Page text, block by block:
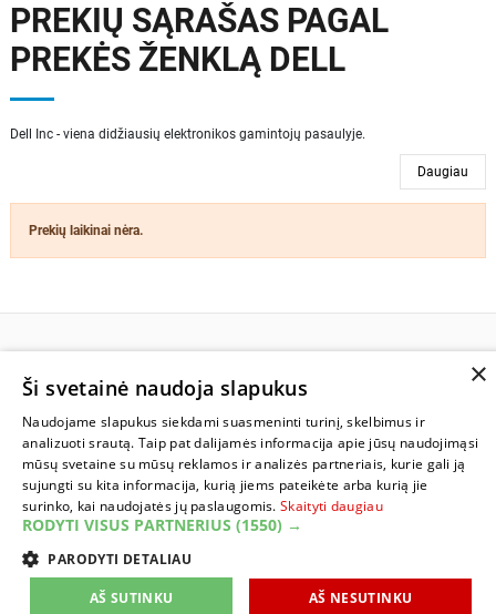
PREKIŲ SĄRAŠAS PAGAL
PREKĖS ŽENKLĄ DELL
Dell Inc - viena didžiausių elektronikos gamintojų pasaulyje.
Daugiau
Prekių laikinai nėra.
INFORMACIJA
SUSISIEKITE
×
Ši svetainė naudoja slapukus
Naudojame slapukus siekdami suasmeninti turinį, skelbimus ir
analizuoti srautą. Taip pat dalijamės informacija apie jūsų naudojimąsi
mūsų svetaine su mūsų reklamos ir analizės partneriais, kurie gali ją
sujungti su kita informacija, kurią jiems pateikėte arba kurią jie
surinko, kai naudojatės jų paslaugomis.Skaityti daugiau
RODYTI VISUS PARTNERIUS (1550) →
PARODYTI DETALIAU
AŠ SUTINKU AŠ NESUTINKU